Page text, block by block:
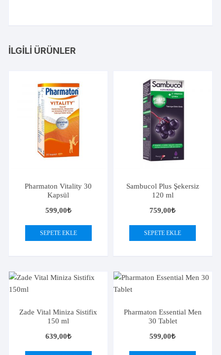
İLGILI ÜRÜNLER
Pharmaton Vitality 30
Kapsül
599,00₺
SEPETE EKLE
Sambucol Plus Şekersiz
120 ml
759,00₺
SEPETE EKLE
Zade Vital Miniza Sistifix
150 ml
639,00₺
Pharmaton Essential Men
30 Tablet
599,00₺